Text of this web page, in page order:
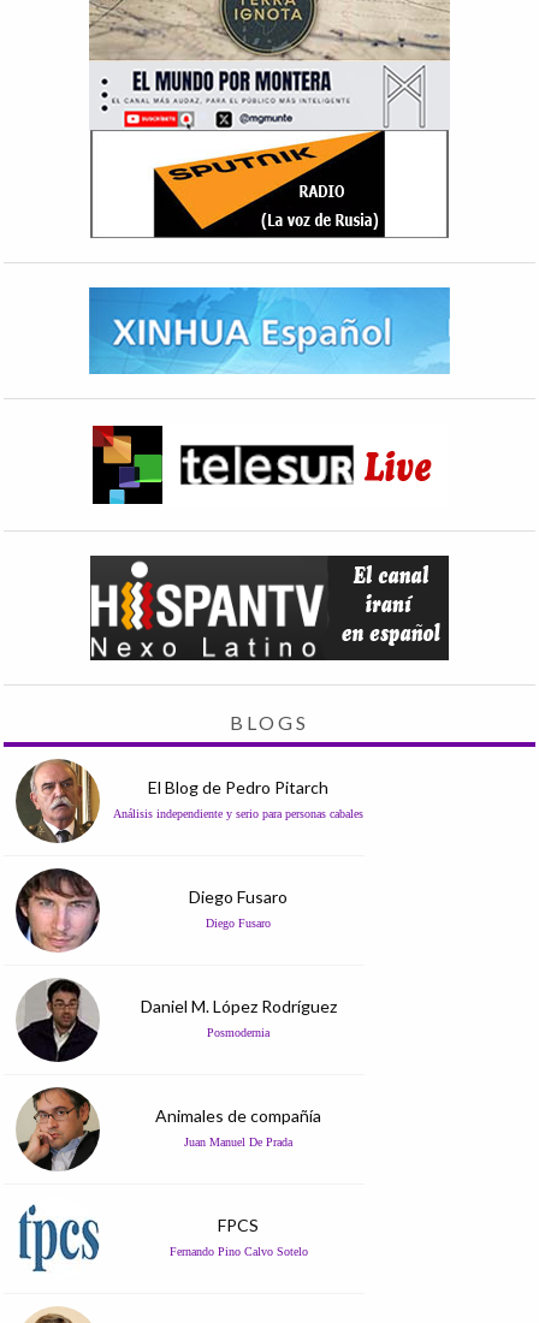
BLOGS
El Blog de Pedro Pitarch
Análisis independiente y serio para personas cabales
Diego Fusaro
Diego Fusaro
Daniel M. López Rodríguez
Posmodernia
Animales de compañía
Juan Manuel De Prada
FPCS
Fernando Pino Calvo Sotelo